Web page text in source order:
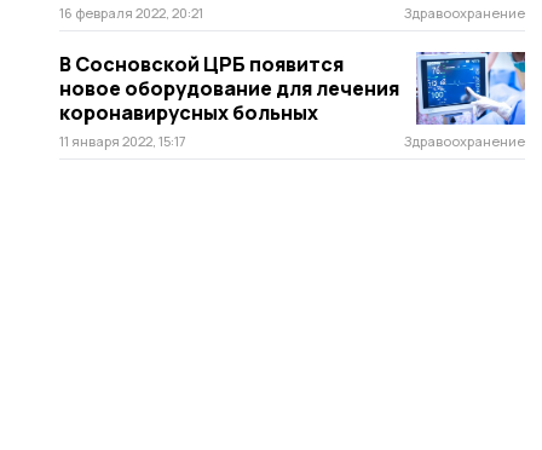
16 февраля 2022, 20:21 Здравоохранение
В Сосновской ЦРБ появится
новое оборудование для лечения
коронавирусных больных
11 января 2022, 15:17 Здравоохранение